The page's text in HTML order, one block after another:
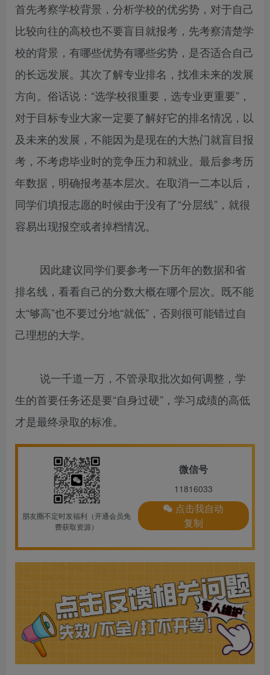
首先考察学校背景，分析学校的优劣势，对于自己
比较向往的高校也不要盲目就报考，先考察清楚学
校的背景，有哪些优势有哪些劣势，是否适合自己
的长远发展。其次了解专业排名，找准未来的发展
方向。俗话说：“选学校很重要，选专业更重要”，
对于目标专业大家一定要了解好它的排名情况，以
及未来的发展，不能因为是现在的大热门就盲目报
考，不考虑毕业时的竞争压力和就业。最后参考历
年数据，明确报考基本层次。在取消一二本以后，
同学们填报志愿的时候由于没有了“分层线”，就很
容易出现报空或者掉档情况。
因此建议同学们要参考一下历年的数据和省
排名线，看看自己的分数大概在哪个层次。既不能
太“够高”也不要过分地“就低”，否则很可能错过自
己理想的大学。
说一千道一万，不管录取批次如何调整，学
生的首要任务还是要“自身过硬”，学习成绩的高低
才是最终录取的标准。
朋友圈不定时发福利（开通会员免
费获取资源）
微信号
11816033
点击我自动
复制